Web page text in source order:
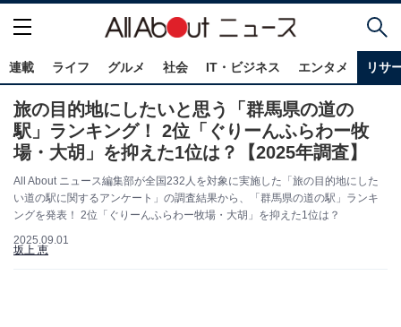
連載 ライフ グルメ 社会 IT・ビジネス エンタメ リサ
旅の目的地にしたいと思う「群馬県の道の
駅」ランキング！ 2位「ぐりーんふらわー牧
場・大胡」を抑えた1位は？【2025年調査】
All About ニュース編集部が全国232人を対象に実施した「旅の目的地にした
い道の駅に関するアンケート」の調査結果から、「群馬県の道の駅」ランキ
ングを発表！ 2位「ぐりーんふらわー牧場・大胡」を抑えた1位は？
2025.09.01
坂上 恵